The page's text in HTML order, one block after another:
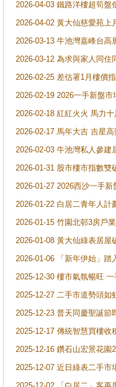
2026-04-03 鐵路洋樓超筍盤
2026-04-02 黃大仙慈愛苑上
2026-03-13 牛池灣嘉峰台高
2026-03-12 為求與家人同
2026-02-25 差估署1月樓價
2026-02-19 2026一手新盤
2026-02-18 紅紅火火 馬力
2026-02-17 馬年大吉 吉星
2026-02-03 牛池灣私人參
2026-01-31 股市樓市指數
2026-01-27 2026西沙一手
2026-01-22 白居二青年人
2026-01-15 竹園北邨3房戶
2026-01-08 黃大仙綠表居
2026-01-06 「新年伊始」
2025-12-30 樓市氣氛暢旺
2025-12-27 二手市道勢頭
2025-12-23 普天同慶聖誕
2025-12-17 傳統智慧買樓
2025-12-16 鑽石山宏景花園
2025-12-07 近日綠表二手